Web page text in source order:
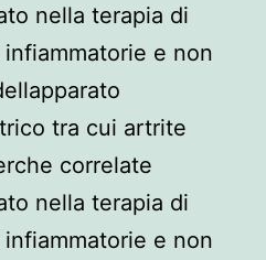
nella terapia di
e non
tra cui artrite
correlate
nella terapia di
e non